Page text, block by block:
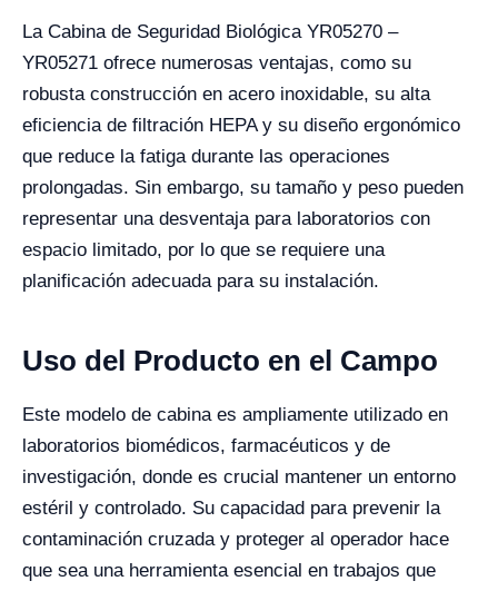
La Cabina de Seguridad Biológica YR05270 –
YR05271 ofrece numerosas ventajas, como su
robusta construcción en acero inoxidable, su alta
eficiencia de filtración HEPA y su diseño ergonómico
que reduce la fatiga durante las operaciones
prolongadas. Sin embargo, su tamaño y peso pueden
representar una desventaja para laboratorios con
espacio limitado, por lo que se requiere una
planificación adecuada para su instalación.
Uso del Producto en el Campo
Este modelo de cabina es ampliamente utilizado en
laboratorios biomédicos, farmacéuticos y de
investigación, donde es crucial mantener un entorno
estéril y controlado. Su capacidad para prevenir la
contaminación cruzada y proteger al operador hace
que sea una herramienta esencial en trabajos que